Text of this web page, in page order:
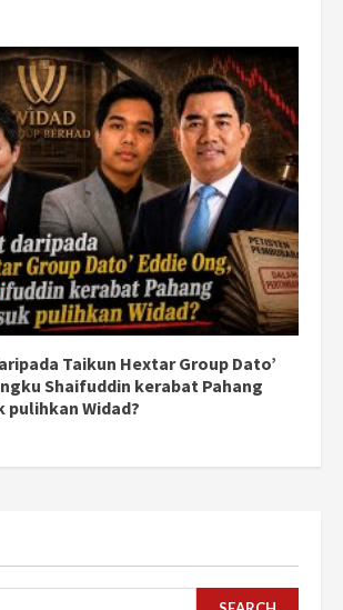
Taikun Hextar Group Dato’
Shaifuddin kerabat Pahang
pulihkan Widad?